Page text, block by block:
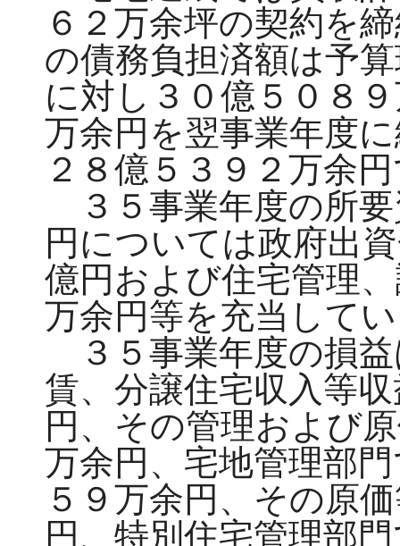
６２万余坪の契約を
の債務負担済額は予
に対し３０億５０８
万余円を翌事業年度
２８億５３９２万余
３５事業年度の所要
円については政府出
億円および住宅管理
万余円等を充当して
３５事業年度の損
賃、分譲住宅収入等
円、その管理および
万余円、宅地管理部
５９万余円、その原
円、特別住宅管理部